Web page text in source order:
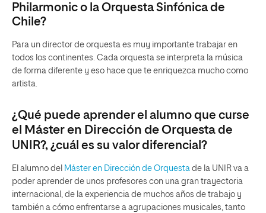
Philarmonic o la Orquesta Sinfónica de
Chile?
Para un director de orquesta es muy importante trabajar en
todos los continentes. Cada orquesta se interpreta la música
de forma diferente y eso hace que te enriquezca mucho como
artista.
¿Qué puede aprender el alumno que curse
el
Máster en Dirección de Orquestade
UNIR?, ¿cuál es su valor diferencial?
El alumno del Máster en Dirección de Orquesta de la UNIR va a
poder aprender de unos profesores con una gran trayectoria
internacional, de la experiencia de muchos años de trabajo y
también a cómo enfrentarse a agrupaciones musicales, tanto